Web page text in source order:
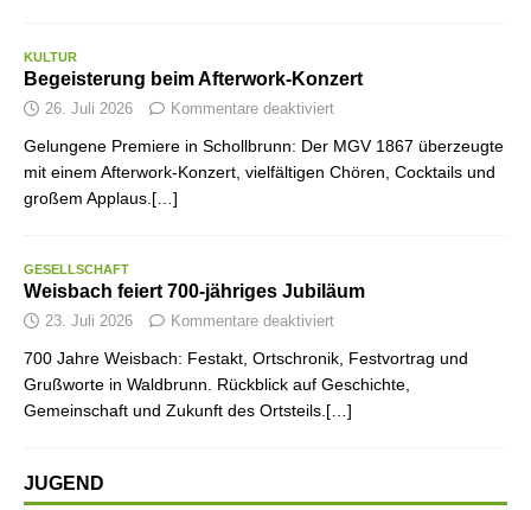
KULTUR
Begeisterung beim Afterwork-Konzert
26. Juli 2026 Kommentare deaktiviert
Gelungene Premiere in Schollbrunn: Der MGV 1867 überzeugte
mit einem Afterwork-Konzert, vielfältigen Chören, Cocktails und
großem Applaus.[…]
GESELLSCHAFT
Weisbach feiert 700-jähriges Jubiläum
23. Juli 2026 Kommentare deaktiviert
700 Jahre Weisbach: Festakt, Ortschronik, Festvortrag und
Grußworte in Waldbrunn. Rückblick auf Geschichte,
Gemeinschaft und Zukunft des Ortsteils.[…]
JUGEND